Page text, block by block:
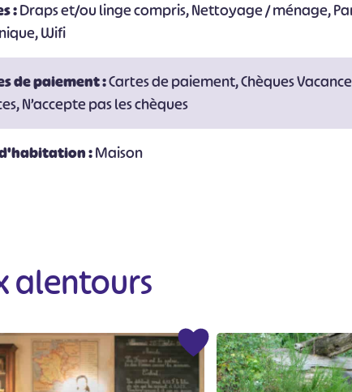
:Draps et/ou linge compris, Nettoyage / ménage,
Wifi
de paiement :Cartes de paiement, Chèques
N’accepte pas les chèques
:Maison
alentours